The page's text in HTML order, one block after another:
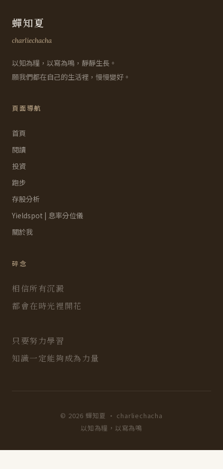
蟬知夏
charliechacha
以知為糧，以寫為鳴，靜靜生長。
願我們都在自己的生活裡，慢慢變好。
頁面導航
首頁
閱讀
投資
跑步
存股分析
Yieldspot | 息率分位儀
關於我
碎念
相信所有沉澱
都會在時光裡開花
只要努力學習
知識一定能夠成為力量
© 2026 蟬知夏 · charliechacha
以知為糧，以寫為鳴